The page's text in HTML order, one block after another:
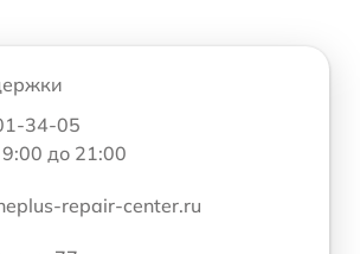
34-05
до 21:00
repair-center.ru